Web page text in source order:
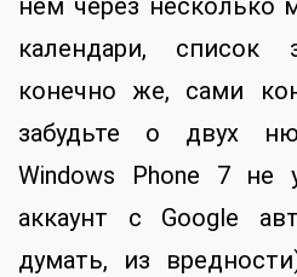
нем через несколько
календари, список
конечно же, сами
забудьте о двух
Windows Phone 7 не
аккаунт с Google
думать, из